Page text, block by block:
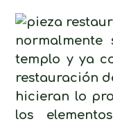
templo y ya
restauración
hicieran lo
los